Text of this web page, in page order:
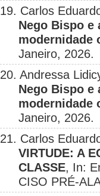
19. Carlos
Nego Bispo
modernidade
Janeiro, 2026.
20. Andressa
Nego Bispo
modernidade
Janeiro, 2026.
21. Carlos
VIRTUDE: A
CLASSE, In:
CISO PRÉ-